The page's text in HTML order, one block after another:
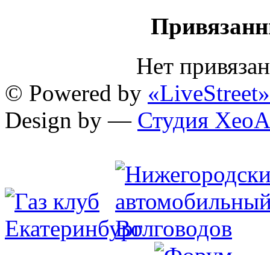
Нет
© Powered by «LiveStreet»
Design by — Студия